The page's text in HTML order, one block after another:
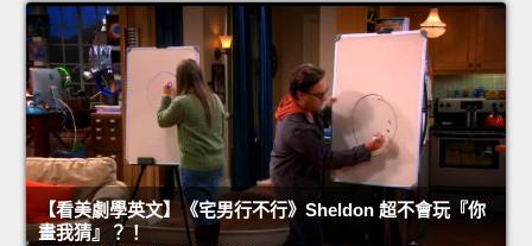
【看美劇學英文】《宅男行不行》Sheldon 超不會玩『你
畫我猜』？！